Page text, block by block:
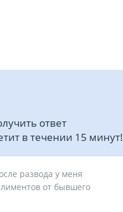
ответ
в течении 15 минут!